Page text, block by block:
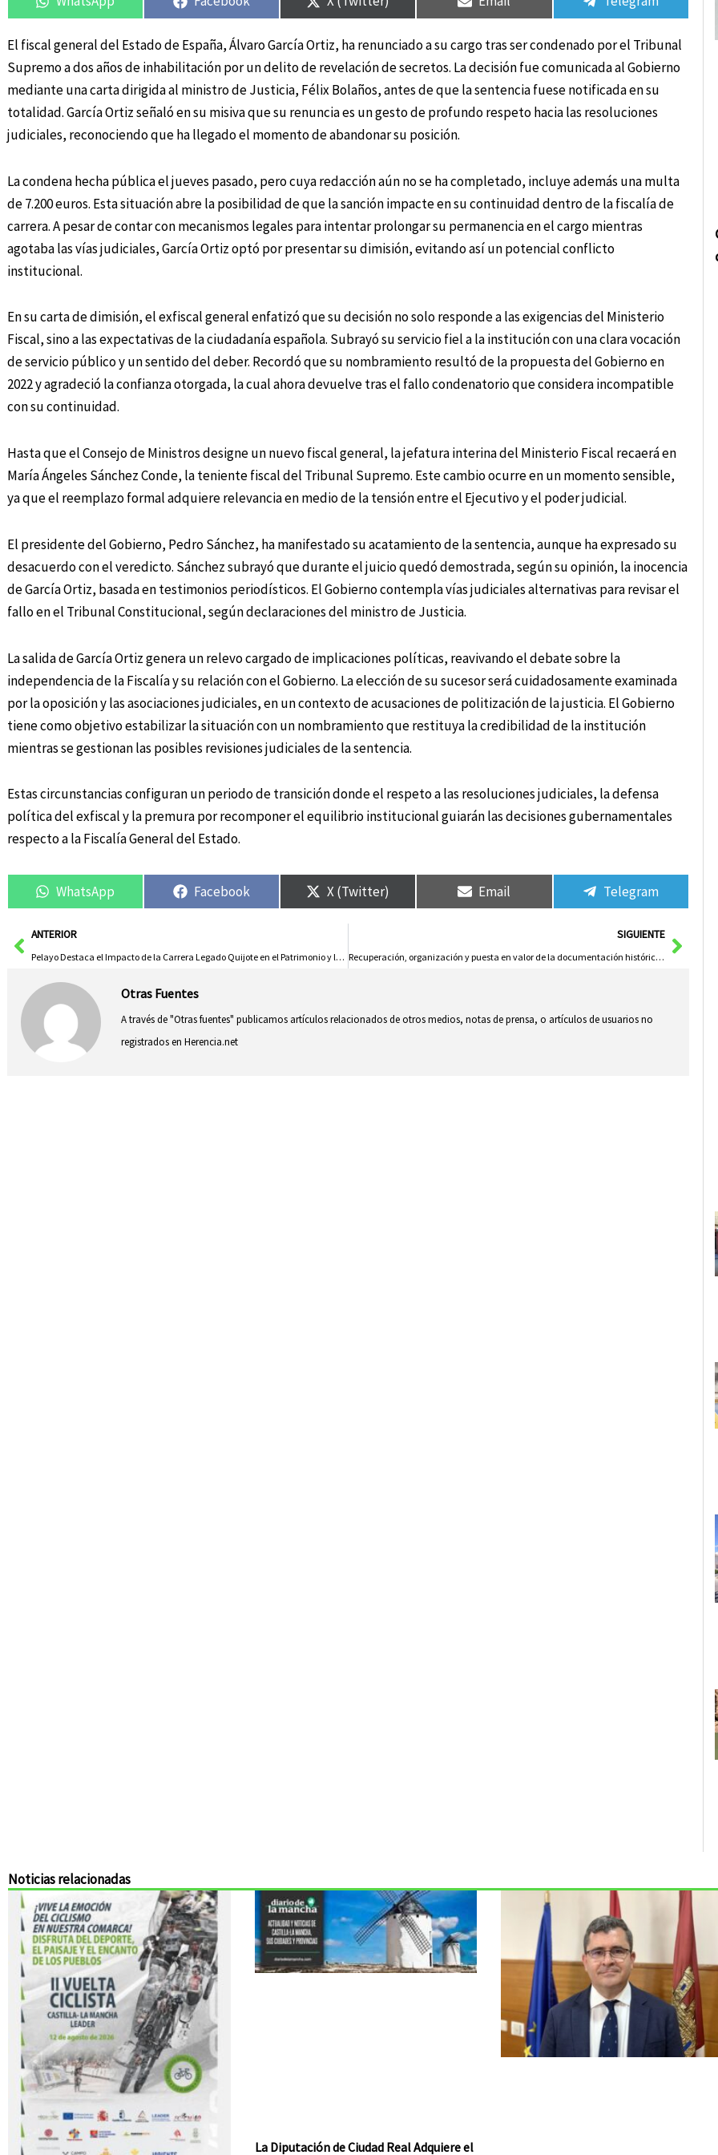
El fiscal general del Estado de España, Álvaro García Ortiz, ha renunciado a su cargo tras ser condenado por el Tribunal
Supremo a dos años de inhabilitación por un delito de revelación de secretos. La decisión fue comunicada al Gobierno
mediante una carta dirigida al ministro de Justicia, Félix Bolaños, antes de que la sentencia fuese notificada en su
totalidad. García Ortiz señaló en su misiva que su renuncia es un gesto de profundo respeto hacia las resoluciones
judiciales, reconociendo que ha llegado el momento de abandonar su posición.
La condena hecha pública el jueves pasado, pero cuya redacción aún no se ha completado, incluye además una multa
de 7.200 euros. Esta situación abre la posibilidad de que la sanción impacte en su continuidad dentro de la fiscalía de
carrera. A pesar de contar con mecanismos legales para intentar prolongar su permanencia en el cargo mientras
agotaba las vías judiciales, García Ortiz optó por presentar su dimisión, evitando así un potencial conflicto
institucional.
En su carta de dimisión, el exfiscal general enfatizó que su decisión no solo responde a las exigencias del Ministerio
Fiscal, sino a las expectativas de la ciudadanía española. Subrayó su servicio fiel a la institución con una clara vocación
de servicio público y un sentido del deber. Recordó que su nombramiento resultó de la propuesta del Gobierno en
2022 y agradeció la confianza otorgada, la cual ahora devuelve tras el fallo condenatorio que considera incompatible
con su continuidad.
Hasta que el Consejo de Ministros designe un nuevo fiscal general, la jefatura interina del Ministerio Fiscal recaerá en
María Ángeles Sánchez Conde, la teniente fiscal del Tribunal Supremo. Este cambio ocurre en un momento sensible,
ya que el reemplazo formal adquiere relevancia en medio de la tensión entre el Ejecutivo y el poder judicial.
El presidente del Gobierno, Pedro Sánchez, ha manifestado su acatamiento de la sentencia, aunque ha expresado su
desacuerdo con el veredicto. Sánchez subrayó que durante el juicio quedó demostrada, según su opinión, la inocencia
de García Ortiz, basada en testimonios periodísticos. El Gobierno contempla vías judiciales alternativas para revisar el
fallo en el Tribunal Constitucional, según declaraciones del ministro de Justicia.
La salida de García Ortiz genera un relevo cargado de implicaciones políticas, reavivando el debate sobre la
independencia de la Fiscalía y su relación con el Gobierno. La elección de su sucesor será cuidadosamente examinada
por la oposición y las asociaciones judiciales, en un contexto de acusaciones de politización de la justicia. El Gobierno
tiene como objetivo estabilizar la situación con un nombramiento que restituya la credibilidad de la institución
mientras se gestionan las posibles revisiones judiciales de la sentencia.
Estas circunstancias configuran un periodo de transición donde el respeto a las resoluciones judiciales, la defensa
política del exfiscal y la premura por recomponer el equilibrio institucional guiarán las decisiones gubernamentales
respecto a la Fiscalía General del Estado.
WhatsApp Facebook X (Twitter) Email Telegram
AntANTERIOR
Pelayo Destaca el Impacto de la Carrera Legado Quijote en el Patrimonio y la Economía Provincial
SIGUIENTE
Recuperación, organización y puesta en valor de la documentación histórica del ayuntamiento de Cotillas
Otras Fuentes
A través de "Otras fuentes" publicamos artículos relacionados de otros medios, notas de prensa, o artículos de usuarios no
registrados en Herencia.net
Noticias relacionadas
La Diputación de Ciudad Real Adquiere el